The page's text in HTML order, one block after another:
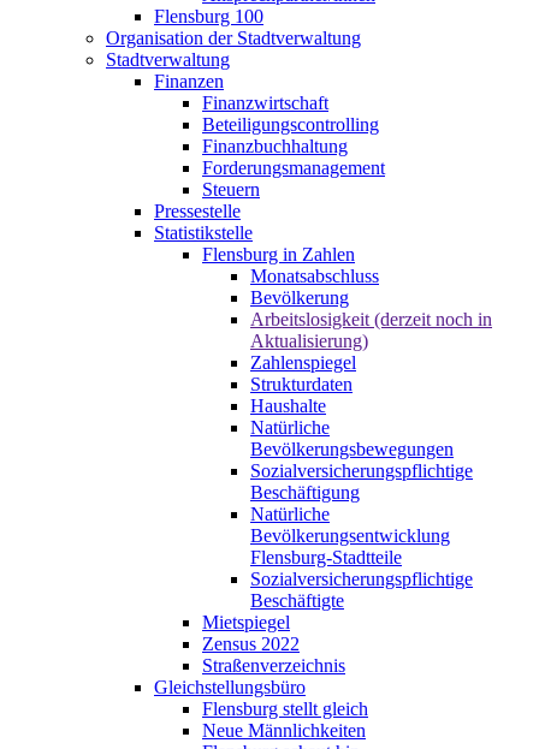
Flensburg 100
Organisation der Stadtverwaltung
Stadtverwaltung
Finanzen
Finanzwirtschaft
Beteiligungscontrolling
Finanzbuchhaltung
Forderungsmanagement
Steuern
Pressestelle
Statistikstelle
Flensburg in Zahlen
Monatsabschluss
Bevölkerung
Arbeitslosigkeit (derzeit noch in
Aktualisierung)
Zahlenspiegel
Strukturdaten
Haushalte
Natürliche
Bevölkerungsbewegungen
Sozialversicherungspflichtige
Beschäftigung
Natürliche
Bevölkerungsentwicklung
Flensburg-Stadtteile
Sozialversicherungspflichtige
Beschäftigte
Mietspiegel
Zensus 2022
Straßenverzeichnis
Gleichstellungsbüro
Flensburg stellt gleich
Neue Männlichkeiten